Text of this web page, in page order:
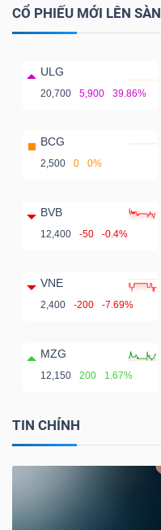
CỔ PHIẾU MỚI LÊN SÀN
ULG
20,700 5,900 39.86%
BCG
2,500 0 0%
BVB
12,400 -50 -0.4%
VNE
2,400 -200 -7.69%
MZG
12,150 200 1.67%
TIN CHÍNH